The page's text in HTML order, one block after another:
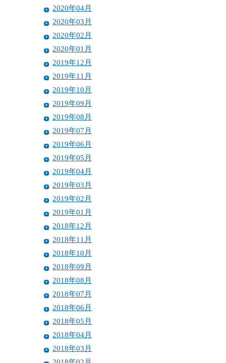
2020年04月
2020年03月
2020年02月
2020年01月
2019年12月
2019年11月
2019年10月
2019年09月
2019年08月
2019年07月
2019年06月
2019年05月
2019年04月
2019年03月
2019年02月
2019年01月
2018年12月
2018年11月
2018年10月
2018年09月
2018年08月
2018年07月
2018年06月
2018年05月
2018年04月
2018年03月